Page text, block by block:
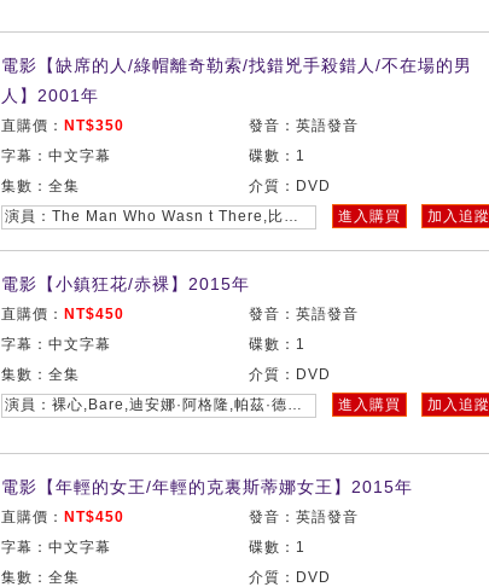
電影【缺席的人/綠帽離奇勒索/找錯兇手殺錯人/不在場的男
人】2001年
直購價： NT$350
發音：英語發音
字幕：中文字幕
碟數：1
集數：全集
介質：DVD
演員：The Man Who Wasn t There,比利·鮑伯·松頓,弗蘭西斯·麥克多蒙德
進入購買 加入追蹤
電影【小鎮狂花/赤裸】2015年
直購價： NT$450
發音：英語發音
字幕：中文字幕
碟數：1
集數：全集
介質：DVD
演員：裸心,Bare,迪安娜·阿格隆,帕茲·德拉維爾塔,克裏斯·澤爾卡,路易莎·克勞瑟,加利·法梅爾,亞歷山德拉·羅舒
進入購買 加入追蹤
電影【年輕的女王/年輕的克裏斯蒂娜女王】2015年
直購價： NT$450
發音：英語發音
字幕：中文字幕
碟數：1
集數：全集
介質：DVD